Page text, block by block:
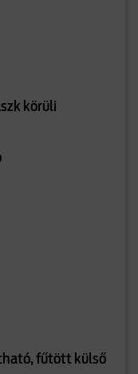
körüli
fűtött külső